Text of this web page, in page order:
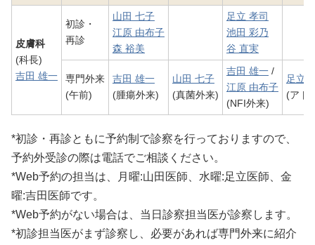
皮膚科
(科長)
吉田 雄一
初診・
再診
山田 七子
江原 由布子
森 裕美
足立 孝司
池田 彩乃
谷 直実
専門外来
(午前)
吉田 雄一
(腫瘍外来)
山田 七子
(真菌外来)
吉田 雄一 /
江原 由布子
(NFI外来)
足立
(アト
*初診・再診ともに予約制で診察を行っておりますので、
予約外受診の際は電話でご相談ください。
*Web予約の担当は、月曜:山田医師、水曜:足立医師、金
曜:吉田医師です。
*Web予約がない場合は、当日診察担当医が診察します。
*初診担当医がまず診察し、必要があれば専門外来に紹介